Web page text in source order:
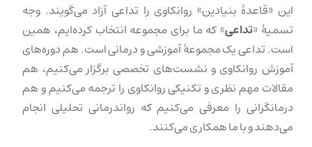
این «قاعدهٔ بنیادین» روانکاوی را تداعی آزاد می‌گویند. وجه
تسمیهٔ «تداعی» که ما برای مجموعه انتخاب کرده‌ایم، همین
است. تداعی یک مجموعهٔ آموزشی و درمانی است. هم دوره‌های
آموزش روانکاوی و نشست‌های تخصصی برگزار می‌کنیم، هم
مقالات مهم نظری و تکنیکی روانکاوی را ترجمه می‌کنیم و هم
درمانگرانی را معرفی می‌کنیم که رواندرمانی تحلیلی انجام
می‌دهند و با ما همکاری می‌کنند.